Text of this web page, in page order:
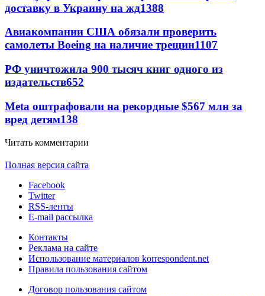
доставку в Украину на жд1388
Авиакомпании США обязали проверить
самолеты Boeing на наличие трещин1107
РФ уничтожила 900 тысяч книг одного из
издательств652
Meta оштрафовали на рекордные $567 млн за
вред детям138
Читать комментарии
Полная версия сайта
Facebook
Twitter
RSS-ленты
E-mail рассылка
Контакты
Реклама на сайте
Использование материалов korrespondent.net
Правила пользования сайтом
Договор пользования сайтом